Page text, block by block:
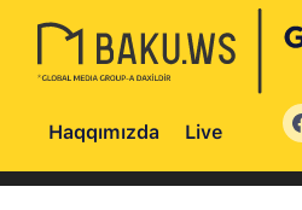
Haqqımızda Live